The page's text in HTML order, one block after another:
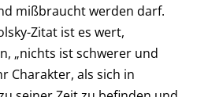
mißbraucht werden darf.
Zitat ist es wert,
„nichts ist schwerer und
Charakter, als sich in